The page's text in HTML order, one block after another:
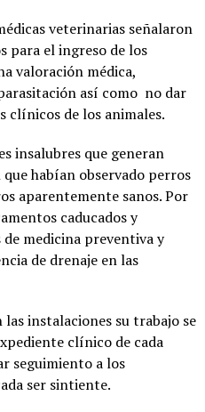
veterinarias señalaron
para el ingreso de los
valoración médica,
así como no dar
de los animales.
insalubres que generan
habían observado perros
aparentemente sanos. Por
caducados y
medicina preventiva y
de drenaje en las
instalaciones su trabajo se
clínico de cada
seguimiento a los
ser sintiente.